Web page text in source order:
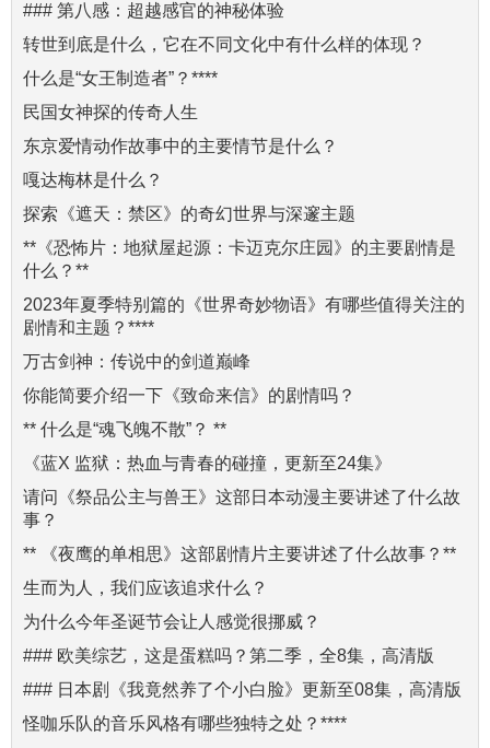
### 第八感：超越感官的神秘体验
转世到底是什么，它在不同文化中有什么样的体现？
什么是“女王制造者”？****
民国女神探的传奇人生
东京爱情动作故事中的主要情节是什么？
嘎达梅林是什么？
探索《遮天：禁区》的奇幻世界与深邃主题
**《恐怖片：地狱屋起源：卡迈克尔庄园》的主要剧情是
什么？**
2023年夏季特别篇的《世界奇妙物语》有哪些值得关注的
剧情和主题？****
万古剑神：传说中的剑道巅峰
你能简要介绍一下《致命来信》的剧情吗？
** 什么是“魂飞魄不散”？ **
《蓝X 监狱：热血与青春的碰撞，更新至24集》
请问《祭品公主与兽王》这部日本动漫主要讲述了什么故
事？
** 《夜鹰的单相思》这部剧情片主要讲述了什么故事？**
生而为人，我们应该追求什么？
为什么今年圣诞节会让人感觉很挪威？
### 欧美综艺，这是蛋糕吗？第二季，全8集，高清版
### 日本剧《我竟然养了个小白脸》更新至08集，高清版
怪咖乐队的音乐风格有哪些独特之处？****